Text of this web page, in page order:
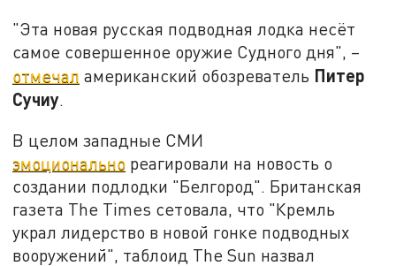
"Эта новая русская подводная лодка несёт
самое совершенное оружие Судного дня", –
отмечал американский обозреватель Питер
Сучиу.
В целом западные СМИ
эмоционально реагировали на новость о
создании подлодки "Белгород". Британская
газета The Times сетовала, что "Кремль
украл лидерство в новой гонке подводных
вооружений", таблоид The Sun назвал